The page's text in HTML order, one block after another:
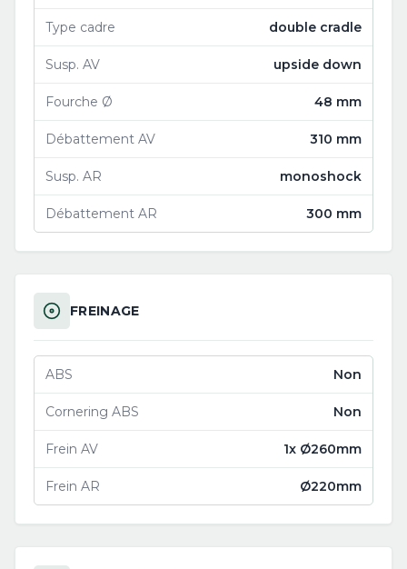
Type cadre double cradle
Susp. AV upside down
Fourche Ø 48 mm
Débattement AV 310 mm
Susp. AR monoshock
Débattement AR 300 mm
FREINAGE
ABS Non
Cornering ABS Non
Frein AV 1x Ø260mm
Frein AR Ø220mm